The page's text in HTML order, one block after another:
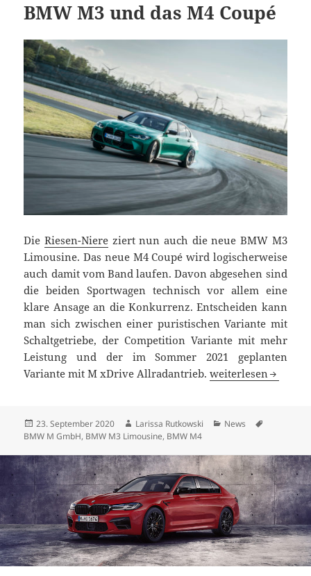
BMW M3 und das M4 Coupé
DieRiesen-Niere ziert nun auch die neue BMW M3
Limousine. Das neue M4 Coupé wird logischerweise
auch damit vom Band laufen. Davon abgesehen sind
die beiden Sportwagen technisch vor allem eine
klare Ansage an die Konkurrenz. Entscheiden kann
man sich zwischen einer puristischen Variante mit
Schaltgetriebe, der Competition Variante mit mehr
Leistung und der im Sommer 2021 geplanten
Variante mit M xDrive Allradantrieb.In drei Versionen:
weiterlesen
Veröffentlicht
am
23. September 2020 Autor
Larissa Rutkowski Kategorien
News
BMW M GmbH, BMW M3 Limousine, BMW M4